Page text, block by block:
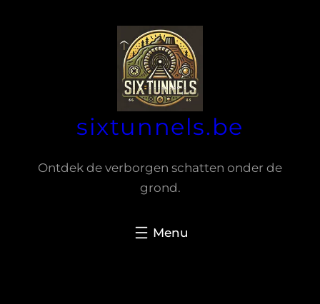
sixtunnels.be
Ontdek de verborgen schatten onder de
grond.